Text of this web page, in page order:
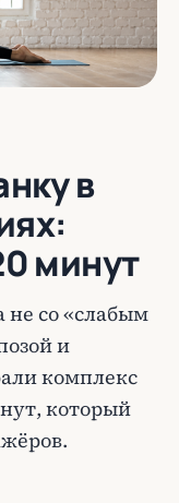
в
минут
не со «слабым
и
комплекс
который